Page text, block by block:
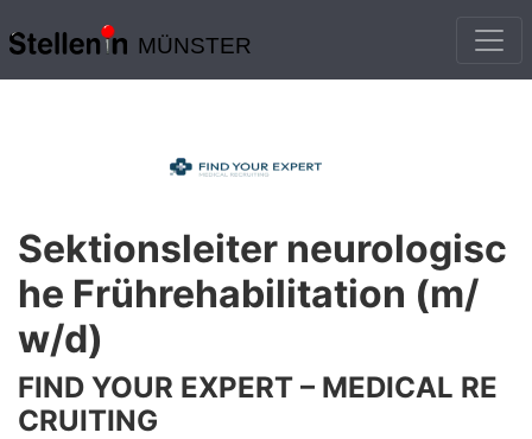
MÜNSTER
Sektionsleiter neurologisc
he Frührehabilitation (m/
w/d)
FIND YOUR EXPERT – MEDICAL RE
CRUITING